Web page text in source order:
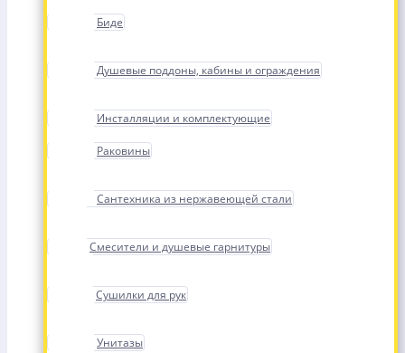
Биде
Душевые поддоны, кабины и ограждения
Инсталляции и комплектующие
Раковины
Сантехника из нержавеющей стали
Смесители и душевые гарнитуры
Сушилки для рук
Унитазы